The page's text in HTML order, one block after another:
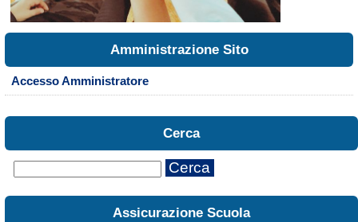
Amministrazione Sito
Accesso Amministratore
Cerca
Cerca
Assicurazione Scuola